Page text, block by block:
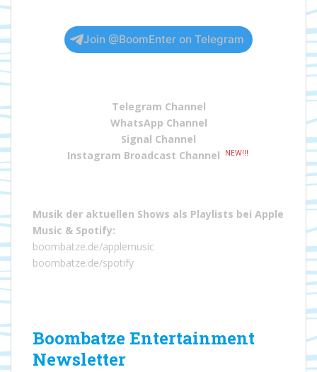
Join @BoomEnter on Telegram
Telegram Channel
WhatsApp Channel
Signal Channel
Instagram Broadcast Channel
NEW!!!
Musik der aktuellen Shows als Playlists bei Apple
Music & Spotify:
boombatze.de/applemusic
boombatze.de/spotify
Boombatze Entertainment
Newsletter